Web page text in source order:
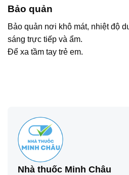
Bảo quản
Bảo quản nơi khô mát, nhiệt độ
sáng trực tiếp và ẩm.
Để xa tầm tay trẻ em.
Nhà thuốc Minh Châu